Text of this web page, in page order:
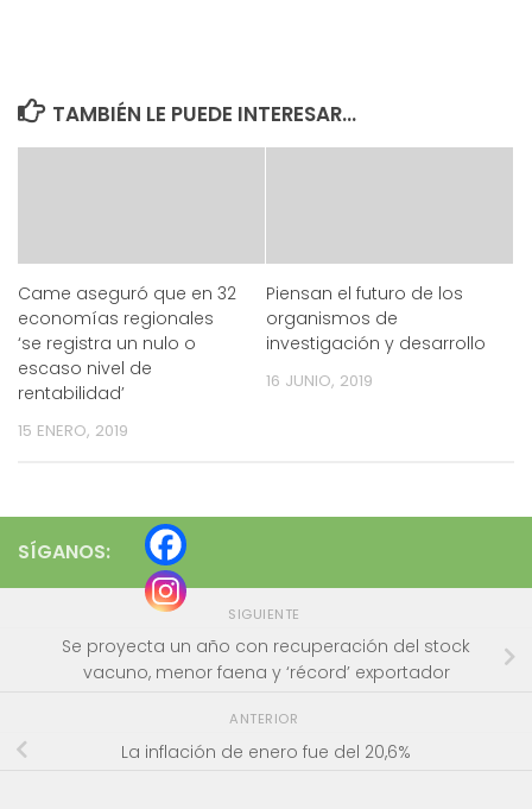
TAMBIÉN LE PUEDE INTERESAR...
Came aseguró que en 32
economías regionales
‘se registra un nulo o
escaso nivel de
rentabilidad’
15 ENERO, 2019
Piensan el futuro de los
organismos de
investigación y desarrollo
16 JUNIO, 2019
SÍGANOS:
SIGUIENTE
Se proyecta un año con recuperación del stock
vacuno, menor faena y ‘récord’ exportador
ANTERIOR
La inflación de enero fue del 20,6%